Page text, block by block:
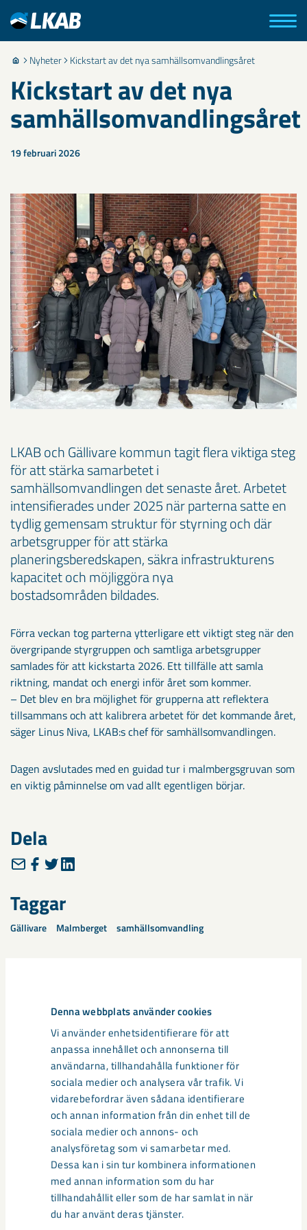
Denna webbplats använder cookies
Vi använder enhetsidentifierare för att
anpassa innehållet och annonserna till
användarna, tillhandahålla funktioner för
sociala medier och analysera vår trafik. Vi
vidarebefordrar även sådana identifierare
och annan information från din enhet till de
sociala medier och annons- och
analysföretag som vi samarbetar med.
Dessa kan i sin tur kombinera informationen
med annan information som du har
tillhandahållit eller som de har samlat in när
du har använt deras tjänster.
Nyheter Kickstart av det nya samhällsomvandlingsåret
Kickstart av det nya
samhällsomvandlingsåret
19 februari 2026
LKAB och Gällivare kommun tagit flera viktiga steg
för att stärka samarbetet i
samhällsomvandlingen det senaste året. Arbetet
intensifierades under 2025 när parterna satte en
tydlig gemensam struktur för styrning och där
arbetsgrupper för att stärka
planeringsberedskapen, säkra infrastrukturens
kapacitet och möjliggöra nya
bostadsområden bildades.
Förra veckan tog parterna ytterligare ett viktigt steg när den
övergripande styrgruppen och samtliga arbetsgrupper
samlades för att kickstarta 2026. Ett tillfälle att samla
riktning, mandat och energi inför året som kommer.
– Det blev en bra möjlighet för grupperna att reflektera
tillsammans och att kalibrera arbetet för det kommande året,
säger Linus Niva, LKAB:s chef för samhällsomvandlingen.
Dagen avslutades med en guidad tur i malmbergsgruvan som
en viktig påminnelse om vad allt egentligen börjar.
Dela
Taggar
Gällivare Malmberget samhällsomvandling
Relaterat innehåll